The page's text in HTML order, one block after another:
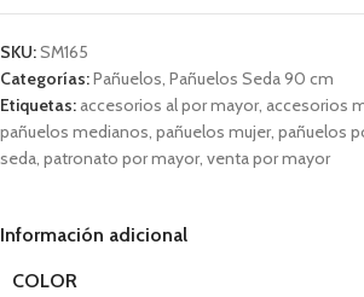
SKU:SM165
Categorías:Pañuelos, Pañuelos Seda 90 cm
Etiquetas: accesorios al por mayor, accesorios
pañuelos medianos, pañuelos mujer, pañuelos
seda, patronato por mayor, venta por mayor
Información adicional
COLOR